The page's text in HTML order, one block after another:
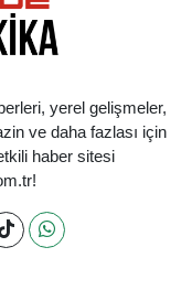
yerel gelişmeler,
ve daha fazlası için
haber sitesi